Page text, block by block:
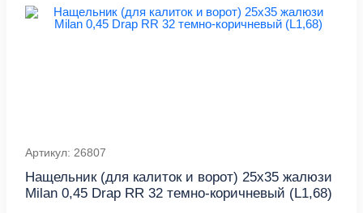
Артикул: 26807
Нащельник (для калиток и ворот) 25х35 жалюзи
Milan 0,45 Drap RR 32 темно-коричневый (L1,68)